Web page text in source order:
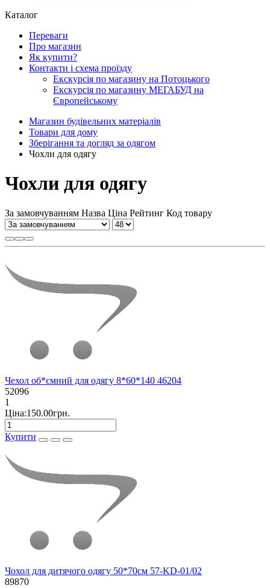
Каталог
Переваги
Про магазин
Як купити?
Контакти і схема проїзду
Екскурсія по магазину на Потоцького
Екскурсія по магазину МЕГАБУД на
Європейському
Магазин будівельних матеріалів
Товари для дому
Зберігання та догляд за одягом
Чохли для одягу
Чохли для одягу
За замовчуванням Назва Ціна Рейтинг Код товару
Чехол об*ємний для одягу 8*60*140 46204
52096
1
Ціна:150.00грн.
Купити
Чохол для дитячого одягу 50*70см 57-KD-01/02
89870